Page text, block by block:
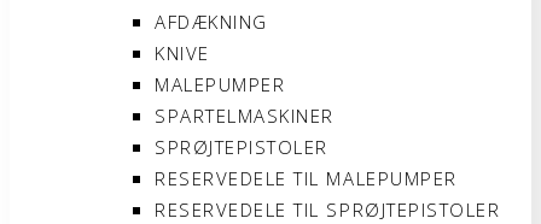
AFDÆKNING
KNIVE
MALEPUMPER
SPARTELMASKINER
SPRØJTEPISTOLER
RESERVEDELE TIL MALEPUMPER
RESERVEDELE TIL SPRØJTEPISTOLER